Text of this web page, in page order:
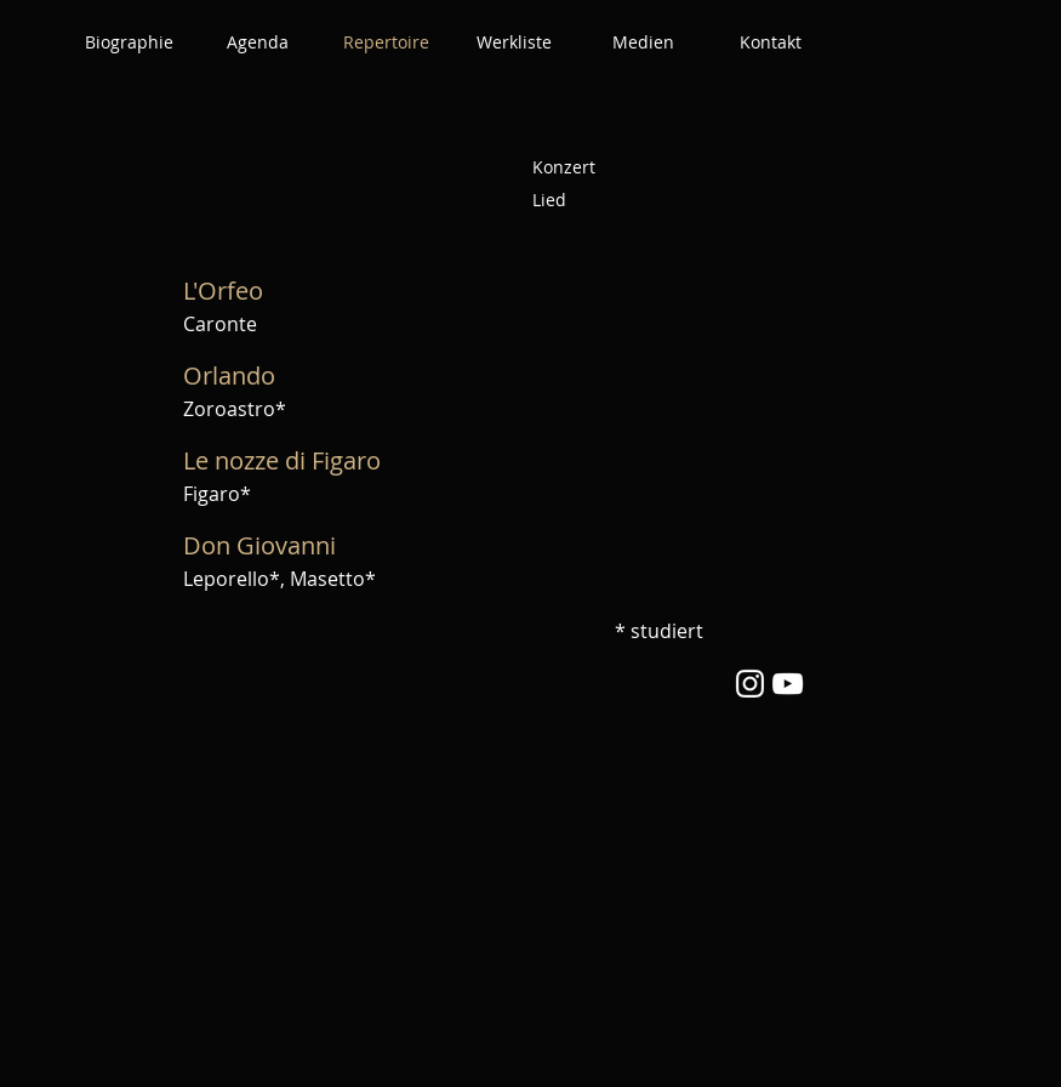
Biographie Agenda Repertoire Werkliste Medien Kontakt
Konzert
Lied
L'Orfeo
Caronte
Orlando
Zoroastro*
Le nozze di Figaro
Figaro*
Don Giovanni
Leporello*, Masetto*
* studiert